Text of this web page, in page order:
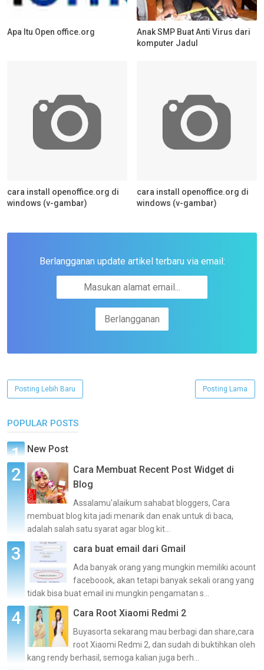
Apa Itu Open office.org
Anak SMP Buat Anti Virus dari
komputer Jadul
cara install openoffice.org di
windows (v-gambar)
cara install openoffice.org di
windows (v-gambar)
Berlangganan update artikel terbaru via email:
Posting Lebih Baru Posting Lama
POPULAR POSTS
New Post
Cara Membuat Recent Post Widget di
Blog
Assalamu'alaikum sahabat bloggers, Cara
membuat blog kita jadi menarik dan enak untuk di baca,
adalah salah satu syarat agar blog kit...
cara buat email dari Gmail
Ada banyak orang yang mungkin memiliki acount
faceboook, akan tetapi banyak sekali orang yang
tidak bisa buat email ini mungkin pengamatan s...
Cara Root Xiaomi Redmi 2
Buyasorta sekarang mau berbagi dan share,cara
root Xiaomi Redmi 2, dan sudah di buktihkan oleh
kang rendy berhasil, semoga kalian juga berh...